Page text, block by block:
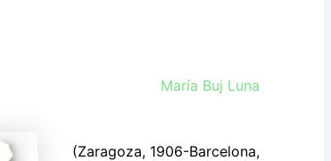
María Buj Luna
(Zaragoza, 1906-Barcelona,